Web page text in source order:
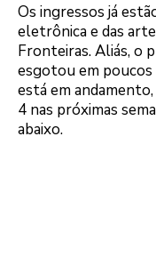
Os ingressos já
eletrônica e das
Fronteiras. Aliás, o
esgotou em poucos
está em
4 nas próximas
abaixo.